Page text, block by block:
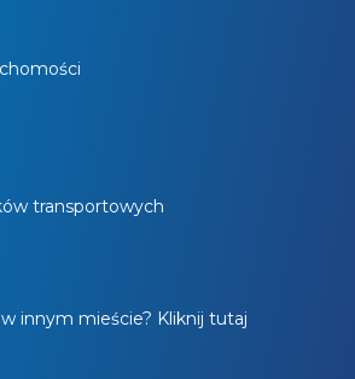
transportowych
innym mieście? Kliknij tutaj